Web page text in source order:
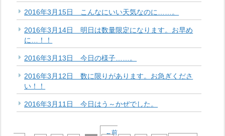
2016年3月15日 こんなにいい天気なのに……。
2016年3月14日 明日は数量限定になります。お早め
に…！！
2016年3月13日 今日の様子……。
2016年3月12日 数に限りがあります。お急ぎくださ
い！！
2016年3月11日 今日はう～かぜでした。
←前